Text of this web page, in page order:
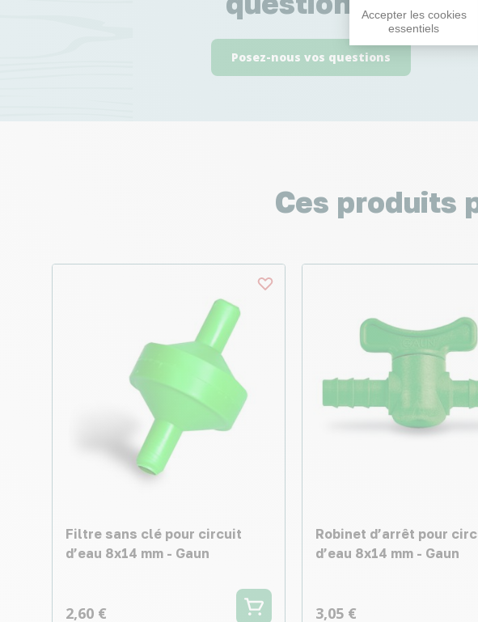
Accepter les cookies
essentiels
Posez-nous vos questions
Ces produits
Filtre sans clé pour circuit
d’eau 8x14 mm - Gaun
2,60 €
Robinet d’arrêt pour
d’eau 8x14 mm - Gaun
3,05 €